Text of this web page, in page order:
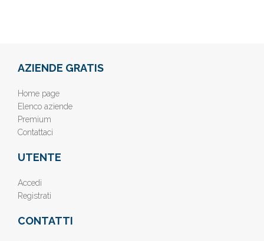
AZIENDE GRATIS
Home page
Elenco aziende
Premium
Contattaci
UTENTE
Accedi
Registrati
CONTATTI